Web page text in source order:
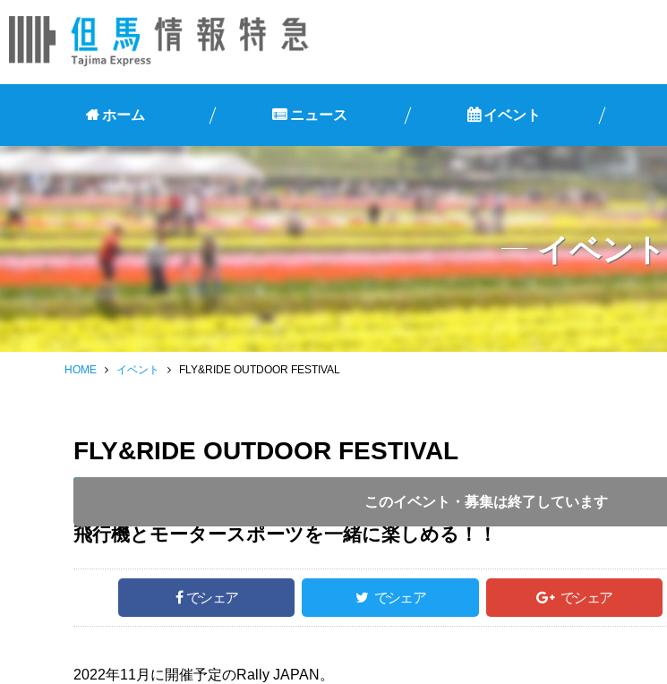
ホーム ニュース イベント
イベント
HOME イベント FLY&RIDE OUTDOOR FESTIVAL
FLY&RIDE OUTDOOR FESTIVAL
このイベント・募集は終了しています
開催時間 : 10:00 ～ 15:30
飛行機とモータースポーツを一緒に楽しめる！！
でシェア でシェア でシェア
2022年11月に開催予定のRally JAPAN。